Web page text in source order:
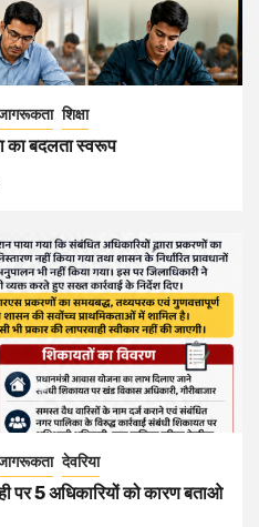
शिक्षा
का बदलता स्वरूप
देवरिया
पर 5 अधिकारियों को कारण बताओ